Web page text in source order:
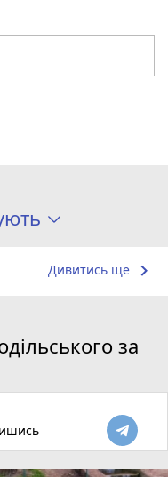
Дивитись ще keyboard_arrow_right
за